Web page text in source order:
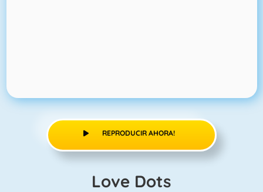
REPRODUCIR AHORA!
Love Dots